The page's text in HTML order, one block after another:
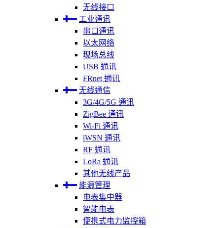
无线接口
工业通讯
串口通讯
以太网络
现场总线
USB 通讯
FRnet 通讯
无线通信
3G/4G/5G 通讯
ZigBee 通讯
Wi-Fi 通讯
iWSN 通讯
RF 通讯
LoRa 通讯
其他无线产品
能源管理
电表集中器
智能电表
便携式电力监控箱